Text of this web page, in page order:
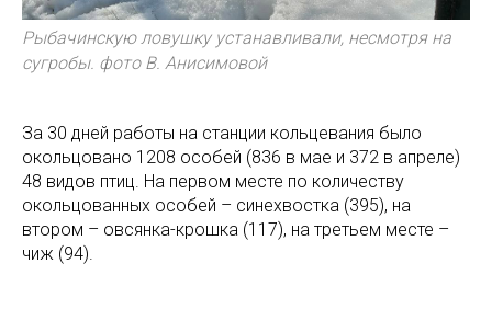
Рыбачинскую ловушку устанавливали, несмотря на
сугробы. фото В. Анисимовой
За 30 дней работы на станции кольцевания было
окольцовано 1208 особей (836 в мае и 372 в апреле)
48 видов птиц. На первом месте по количеству
окольцованных особей – синехвостка (395), на
втором – овсянка-крошка (117), на третьем месте –
чиж (94).